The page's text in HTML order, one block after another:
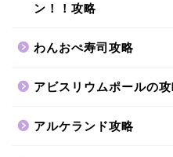
ン！！攻略
わんおぺ寿司攻略
アビスリウムポールの攻
アルケランド攻略